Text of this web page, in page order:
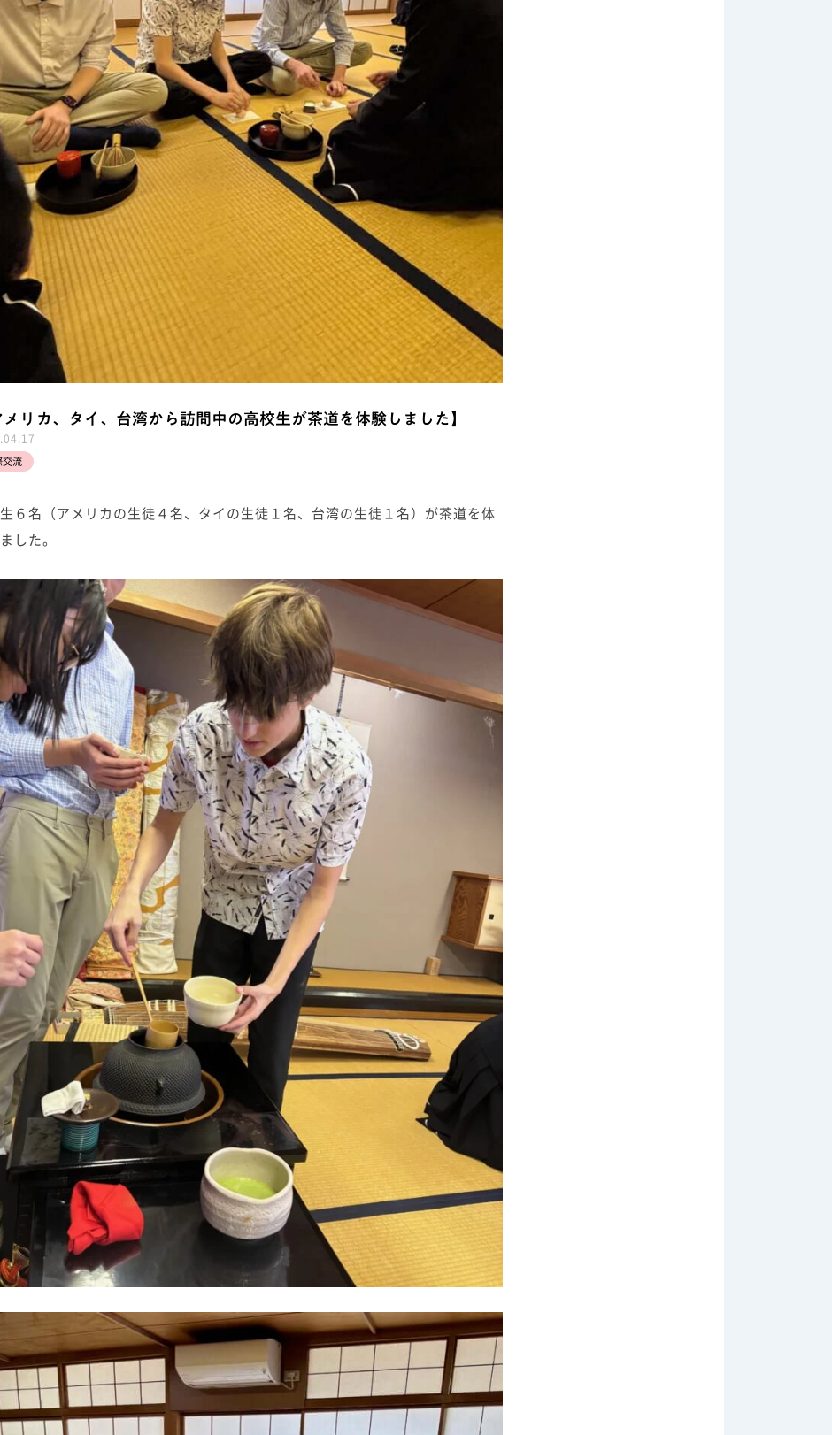
メリカ、タイ、台湾から訪問中の高校生が茶道を体験しました】
交流
６名（アメリカの生徒４名、タイの生徒１名、台湾の生徒１名）が茶道を体
した。